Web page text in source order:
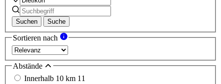
Suchen Suche
Sortieren nach
Abstände
Innerhalb 10 km 11